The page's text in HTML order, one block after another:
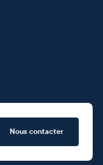
Nous contacter